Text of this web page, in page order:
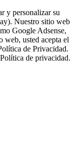
y personalizar su
Nuestro sitio web
Google Adsense,
usted acepta el
de Privacidad.
de privacidad.